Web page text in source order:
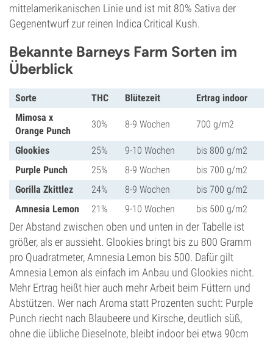
mittelamerikanischen Linie und ist mit 80% Sativa der
Gegenentwurf zur reinen Indica Critical Kush.
Bekannte Barneys Farm Sorten im
Überblick
Sorte THC Blütezeit
Ertrag indoor
Mimosa x
Orange Punch
30% 8-9 Wochen 700 g/m2
Glookies 25% 9-10 Wochen
bis 800 g/m2
Purple Punch
25% 8-9 Wochen
bis 700 g/m2
Gorilla Zkittlez
24% 8-9 Wochen
bis 700 g/m2
Amnesia Lemon
21% 9-10 Wochen bis 500 g/m2
Der Abstand zwischen oben und unten in der Tabelle ist
größer, als er aussieht. Glookies bringt bis zu 800 Gramm
pro Quadratmeter, Amnesia Lemon bis 500. Dafür gilt
Amnesia Lemon als einfach im Anbau und Glookies nicht.
Mehr Ertrag heißt hier auch mehr Arbeit beim Füttern und
Abstützen. Wer nach Aroma statt Prozenten sucht: Purple
Punch riecht nach Blaubeere und Kirsche, deutlich süß,
ohne die übliche Dieselnote, bleibt indoor bei etwa 90cm